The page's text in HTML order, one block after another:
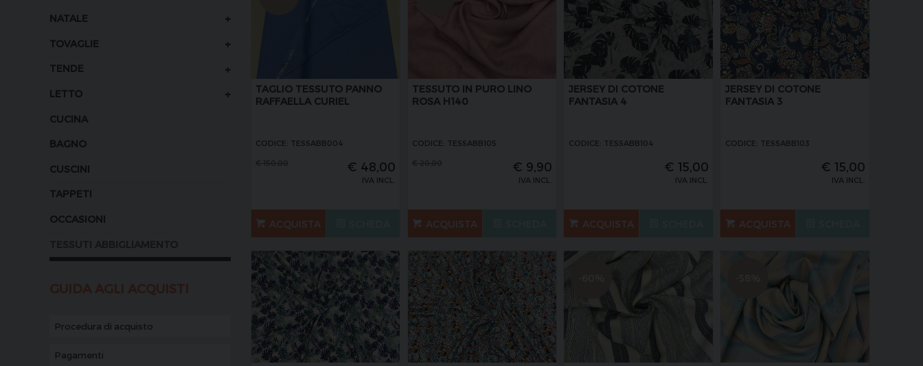
NATALE +
TOVAGLIE +
TENDE +
LETTO +
CUCINA
BAGNO
CUSCINI
TAPPETI
OCCASIONI
Procedura di acquisto
Pagamenti
TAGLIO TESSUTO PANNO
RAFFAELLA CURIEL
CODICE: TESSABB004
€ 48,00
IVA INCL.
ACQUISTA
TESSUTO IN PURO LINO
ROSA H140
CODICE: TESSABB105
€ 9,90
IVA INCL.
ACQUISTA
JERSEY DI COTONE
FANTASIA 4
CODICE: TESSABB104
€ 15,00
IVA INCL.
ACQUISTA
JERSEY DI COTONE
FANTASIA 3
CODICE: TESSABB103
€ 15,00
IVA INCL.
ACQUISTA